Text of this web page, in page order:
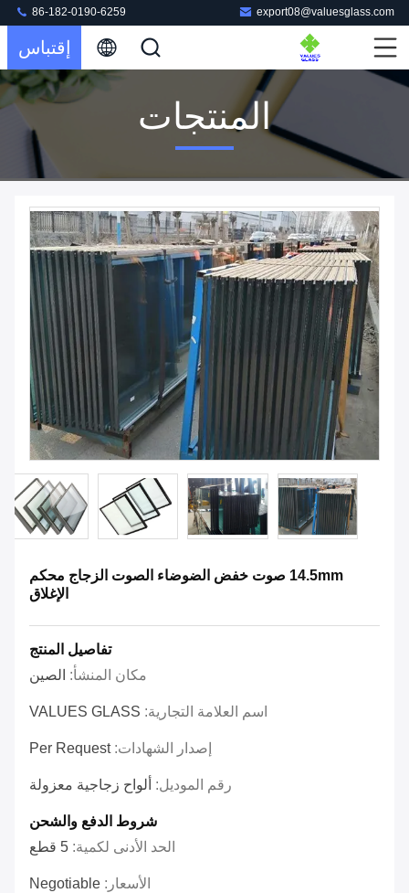
export08@valuesglass.com
86-182-0190-6259
إقتباس
المنتجات
14.5mm صوت خفض الضوضاء الصوت الزجاج محكم
الإغلاق
تفاصيل المنتج
مكان المنشأ: الصين
اسم العلامة التجارية: VALUES GLASS
إصدار الشهادات:Per Request
رقم الموديل: ألواح زجاجية معزولة
شروط الدفع والشحن
الحد الأدنى لكمية: 5 قطع
الأسعار: Negotiable